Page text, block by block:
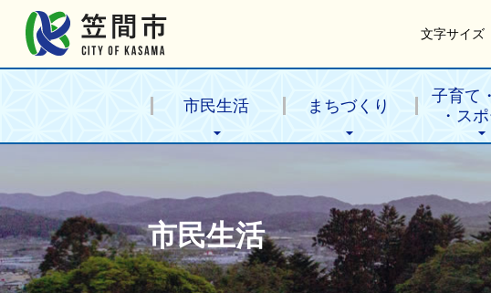
文字サイズ
市民生活 まちづくり
子育て
・ス
市民生活